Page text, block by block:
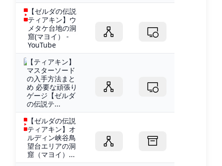
【ゼルダの伝説
ティアキン】ウ
メタケ台地の洞
窟(マヨイ） -
YouTube
【ティアキン】
マスターソード
の入手方法まと
め 必要な頑張り
ゲージ【ゼルダ
の伝説テ...
【ゼルダの伝説
ティアキン】オ
ルディン峡谷鳥
望台エリアの洞
窟（マヨイ）...